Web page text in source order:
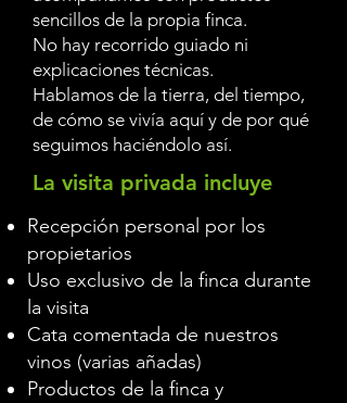
sencillos de la propia finca.
No hay recorrido guiado ni
explicaciones técnicas.
Hablamos de la tierra, del tiempo,
de cómo se vivía aquí y de por qué
seguimos haciéndolo así.
La visita privada incluye
Recepción personal por los
propietarios
Uso exclusivo de la finca durante
la visita
Cata comentada de nuestros
vinos (varias añadas)
Productos de la finca y